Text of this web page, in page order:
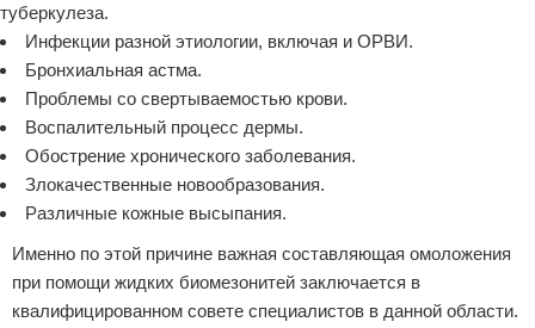
туберкулеза.
Инфекции разной этиологии, включая и ОРВИ.
Бронхиальная астма.
Проблемы со свертываемостью крови.
Воспалительный процесс дермы.
Обострение хронического заболевания.
Злокачественные новообразования.
Различные кожные высыпания.
Именно по этой причине важная составляющая омоложения
при помощи жидких биомезонитей заключается в
квалифицированном совете специалистов в данной области.